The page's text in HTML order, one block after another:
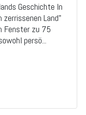
Geschichte In
zerrissenen Land"
Fenster zu 75
persö...